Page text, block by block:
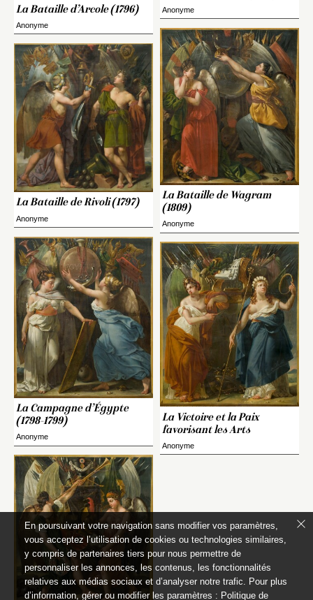
La Bataille d’Arcole (1796)
Anonyme
La Bataille de Rivoli (1797)
Anonyme
La Campagne d’Égypte
(1798-1799)
Anonyme
Anonyme
La Bataille de Wagram
(1809)
Anonyme
La Victoire et la Paix
favorisant les Arts
Anonyme
En poursuivant votre navigation sans modifier vos paramètres,
vous acceptez l’utilisation de cookies ou technologies similaires,
y compris de partenaires tiers pour nous permettre de
personnaliser les annonces, les contenus, les fonctionnalités
relatives aux médias sociaux et d’analyser notre trafic. Pour plus
d’information, gérer ou modifier les paramètres : Politique de